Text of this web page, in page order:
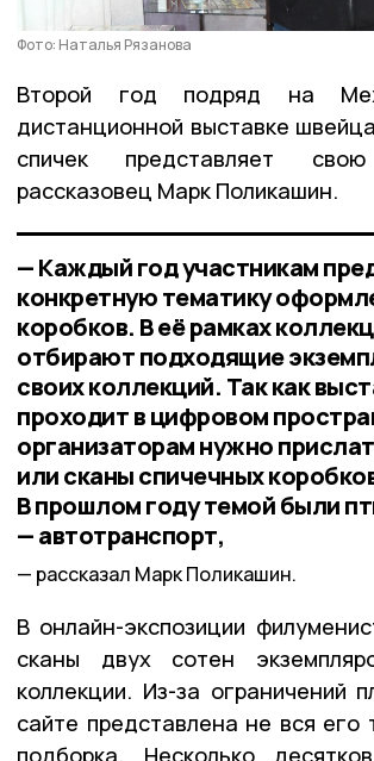
Фото: Наталья Рязанова
Второй год подряд на
дистанционной выставке
спичек представляет
рассказовец Марк Поликашин.
— Каждый год участникам
конкретную тематику
коробков. В её рамках
отбирают подходящие
своих коллекций. Так как
проходит в цифровом
организаторам нужно
или сканы спичечных
В прошлом году темой были
— автотранспорт,
рассказал Марк Поликашин.
В онлайн-экспозиции
сканы двух сотен
коллекции. Из-за ограничений
сайте представлена не вся его